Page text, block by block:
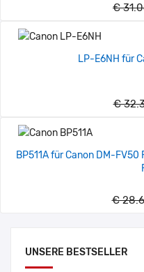
UNSERE BESTSELLER
€
LP-E6NH für
€
BP511A für Canon DM-
€